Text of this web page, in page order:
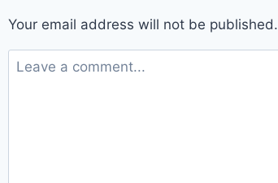
Your email address will not be published.